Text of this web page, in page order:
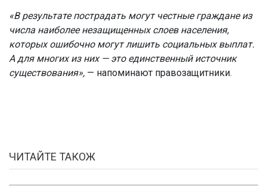
«В результате пострадать могут честные граждане из
числа наиболее незащищенных слоев населения,
которых ошибочно могут лишить социальных выплат.
А для многих из них — это единственный источник
существования», — напоминают правозащитники.
ЧИТАЙТЕ ТАКОЖ